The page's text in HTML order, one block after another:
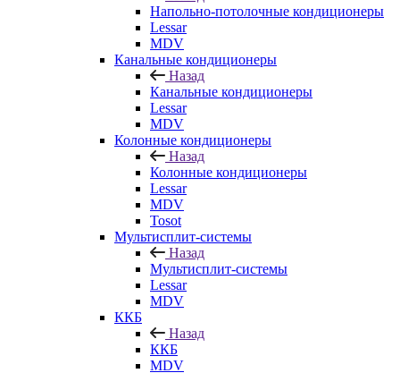
Напольно-потолочные кондиционеры
Lessar
MDV
Канальные кондиционеры
Назад
Канальные кондиционеры
Lessar
MDV
Колонные кондиционеры
Назад
Колонные кондиционеры
Lessar
MDV
Tosot
Мультисплит-системы
Назад
Мультисплит-системы
Lessar
MDV
ККБ
Назад
ККБ
MDV